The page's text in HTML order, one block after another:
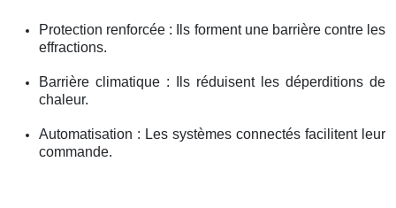
Protection renforcée : Ils forment une barrière contre les
effractions.
Barrière climatique : Ils réduisent les déperditions de
chaleur.
Automatisation : Les systèmes connectés facilitent leur
commande.